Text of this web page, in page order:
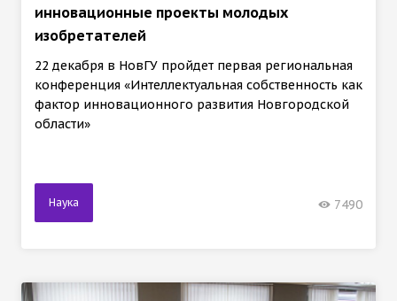
инновационные проекты молодых
изобретателей
22 декабря в НовГУ пройдет первая региональная
конференция «Интеллектуальная собственность как
фактор инновационного развития Новгородской
области»
Наука 7490